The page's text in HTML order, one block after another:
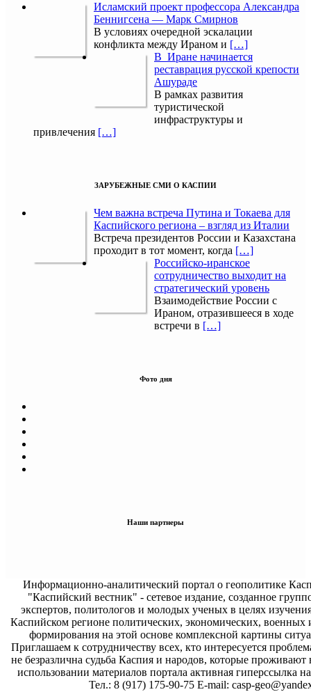
Исламский проект профессора Александра
Беннигсена — Марк Смирнов
В условиях очередной эскалации
конфликта между Ираном и […]
В Иране начинается
реставрация русской крепости
Ашураде
В рамках развития
туристической
инфраструктуры и
привлечения […]
ЗАРУБЕЖНЫЕ СМИ О КАСПИИ
Чем важна встреча Путина и Токаева для
Каспийского региона – взгляд из Италии
Встреча президентов России и Казахстана
проходит в тот момент, когда […]
Российско-иранское
сотрудничество выходит на
стратегический уровень
Взаимодействие России с
Ираном, отразившееся в ходе
встречи в […]
Фото дня
Наши партнеры
Информационно-аналитический портал о геополитике
"Каспийский вестник" - сетевое издание, созданное
экспертов, политологов и молодых ученых в целях
Каспийском регионе политических, экономических, военных
формирования на этой основе комплексной картины
Приглашаем к сотрудничеству всех, кто интересуется
не безразлична судьба Каспия и народов, которые проживают
использовании материалов портала активная гиперссылка на
Тел.: 8 (917) 175-90-75 E-mail: casp-